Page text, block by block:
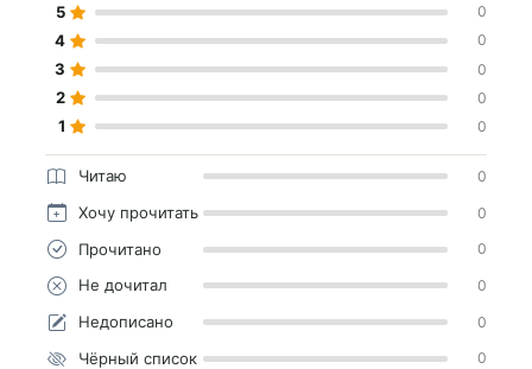
5 0
4 0
3 0
2 0
1 0
Читаю 0
Хочу прочитать 0
Прочитано 0
Не дочитал 0
Недописано 0
Чёрный список 0